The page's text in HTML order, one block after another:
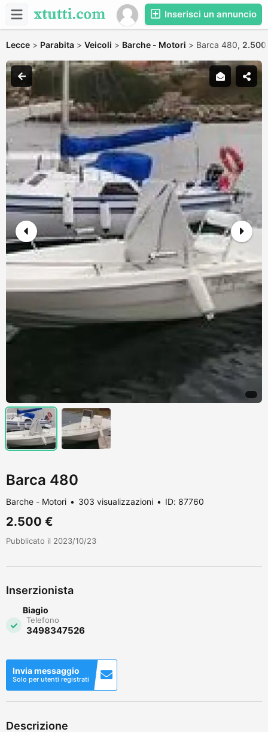
Inserisci un annuncio
Lecce > Parabita > Veicoli > Barche - Motori > Barca 480, 2.500
Barca 480
Barche - Motori 303 visualizzazioni ID: 87760
2.500 €
Pubblicato il 2023/10/23
Inserzionista
Biagio
Telefono
3498347526
Invia messaggio
Solo per utenti registrati
Descrizione